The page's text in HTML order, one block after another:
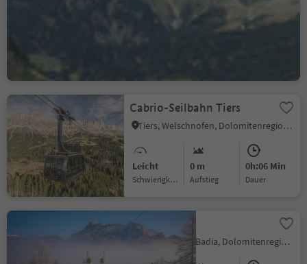
Cabrio-Seilbahn Tiers
Tiers, Welschnofen, Dolomitenregion Eggental
Leicht
Schwierigkeitsgrad
0 m
Aufstieg
0h:06 Min
Dauer
Piz Sorega
San Cassiano, Badia, Dolomitenregion Alta Badia